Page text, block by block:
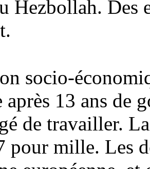
Hezbollah. Des
socio-
après 13 ans de
de travailler.
pour mille. Les